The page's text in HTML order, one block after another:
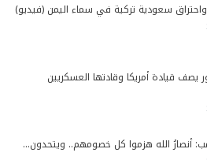
سعودية تركية في سماء اليمن (فيديو)
يصف قيادة أمريكا وقادتها العسكريين
أنصارُ الله هزموا كل خصومهم.. ويتحدون…